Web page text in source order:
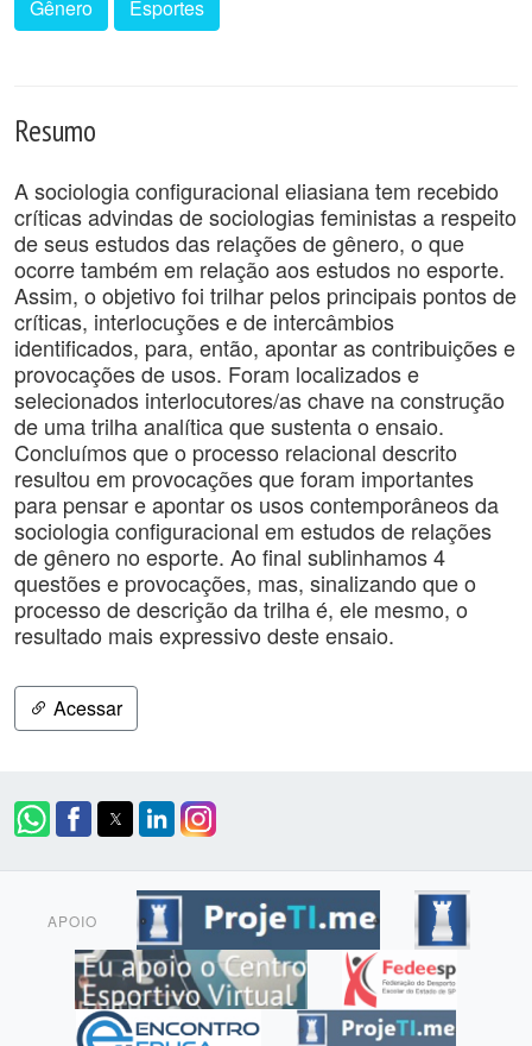
Gênero Esportes
Resumo
A sociologia configuracional eliasiana tem recebido
críticas advindas de sociologias feministas a respeito
de seus estudos das relações de gênero, o que
ocorre também em relação aos estudos no esporte.
Assim, o objetivo foi trilhar pelos principais pontos de
críticas, interlocuções e de intercâmbios
identificados, para, então, apontar as contribuições e
provocações de usos. Foram localizados e
selecionados interlocutores/as chave na construção
de uma trilha analítica que sustenta o ensaio.
Concluímos que o processo relacional descrito
resultou em provocações que foram importantes
para pensar e apontar os usos contemporâneos da
sociologia configuracional em estudos de relações
de gênero no esporte. Ao final sublinhamos 4
questões e provocações, mas, sinalizando que o
processo de descrição da trilha é, ele mesmo, o
resultado mais expressivo deste ensaio.
Acessar
APOIO